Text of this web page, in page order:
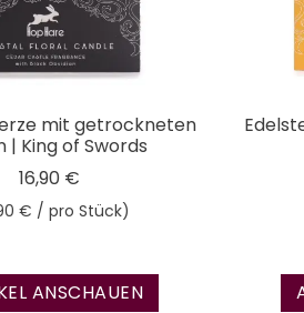
mit getrockneten
| King of Swords
16,90 €
€ / pro Stück)
ANSCHAUEN